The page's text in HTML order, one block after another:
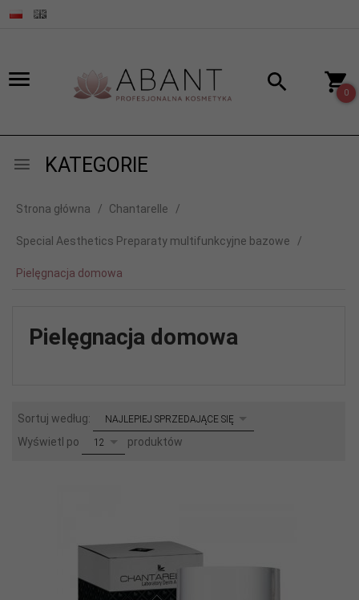
0
KATEGORIE
Strona główna Chantarelle
Special Aesthetics Preparaty multifunkcyjne bazowe
Pielęgnacja domowa
Pielęgnacja domowa
Sortuj według: sortNAJLEPIEJ SPRZEDAJĄCE SIĘ
Wyświetl po pop12 produktów